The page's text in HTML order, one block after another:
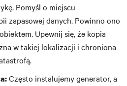
Pomyśl o miejscu
zapasowej danych. Powinno ono
Upewnij się, że kopia
w takiej lokalizacji i chroniona
Często instalujemy generator, a